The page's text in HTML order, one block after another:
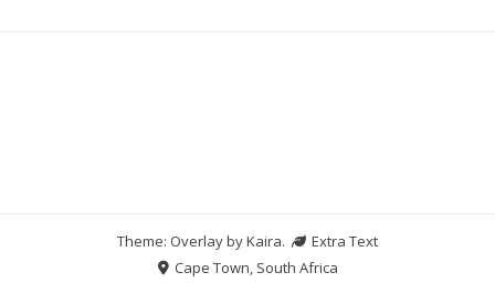
Theme: Overlay byKaira.
Extra Text
Cape Town, South Africa